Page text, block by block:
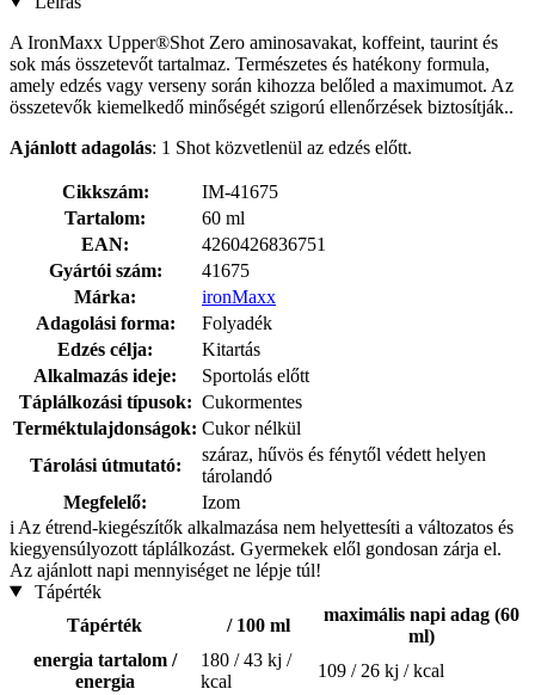
A IronMaxx Upper®Shot Zero aminosavakat, koffeint, taurint és
sok más összetevőt tartalmaz. Természetes és hatékony formula,
amely edzés vagy verseny során kihozza belőled a maximumot. Az
összetevők kiemelkedő minőségét szigorú ellenőrzések biztosítják..
Ajánlott adagolás: 1 Shot közvetlenül az edzés előtt.
Cikkszám:
IM-41675
Tartalom:
60 ml
EAN:
4260426836751
Gyártói szám:
41675
Márka:
ironMaxx
Adagolási forma:
Folyadék
Edzés célja:
Kitartás
Alkalmazás ideje:
Sportolás előtt
Táplálkozási típusok: Cukormentes
Terméktulajdonságok: Cukor nélkül
Tárolási útmutató:
száraz, hűvös és fénytől védett helyen
tárolandó
Megfelelő:
Izom
i Az étrend-kiegészítők alkalmazása nem helyettesíti a változatos és
kiegyensúlyozott táplálkozást. Gyermekek elől gondosan zárja el.
Az ajánlott napi mennyiséget ne lépje túl!
Tápérték
Tápérték
/ 100 ml
maximális napi adag (60
ml)
energia tartalom /
energia
180 / 43 kj /
kcal
109 / 26 kj / kcal